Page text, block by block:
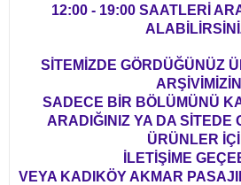
12:00 - 19:00 SAATLERİ
SİTEMİZDE GÖRDÜĞÜNÜZ
ARŞİVİMİZİN
SADECE BİR BÖLÜMÜNÜ
ARADIĞINIZ YA DA SİTEDE
ÜRÜNLER
İLETİŞİME
VEYA KADIKÖY AKMAR